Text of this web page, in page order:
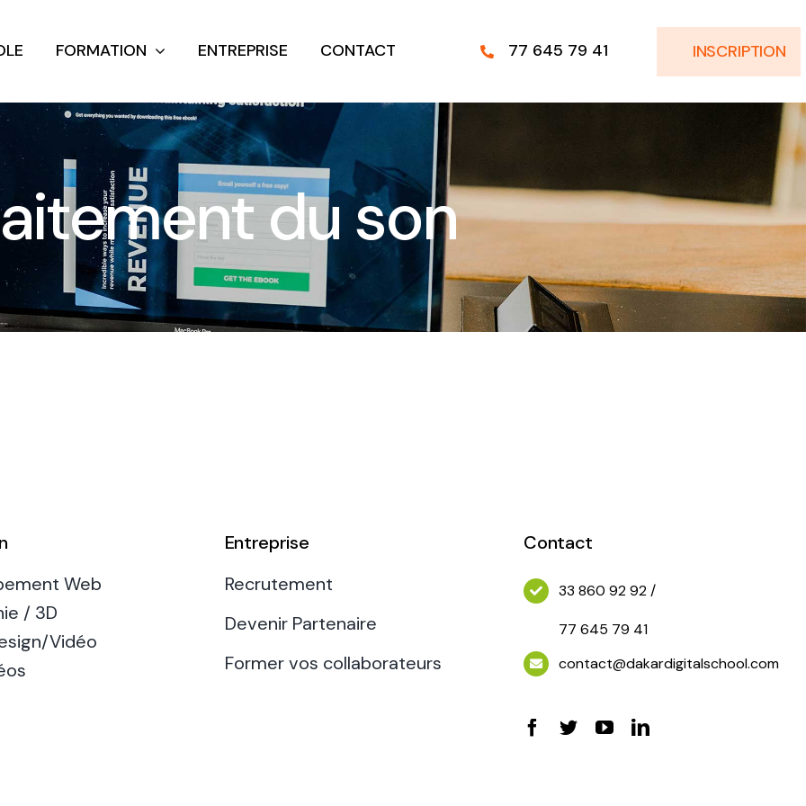
FORMATION
Web
à concevoir des sites
et des applications
Jeux Vidéo
Imaginez et concevez les jeux
de demain
ENTREPRISE CONTACT 77 645 79 41 INSCRIPTION
du son
Web
/ 3D
Vidéo
Entreprise
Recrutement
Devenir Partenaire
Former vos collaborateurs
Contact
33 860 92 92 /
77 645 79 41
contact@dakardigitalschool.com